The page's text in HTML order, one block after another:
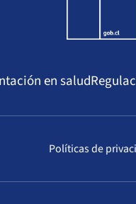
en salud
Políticas de